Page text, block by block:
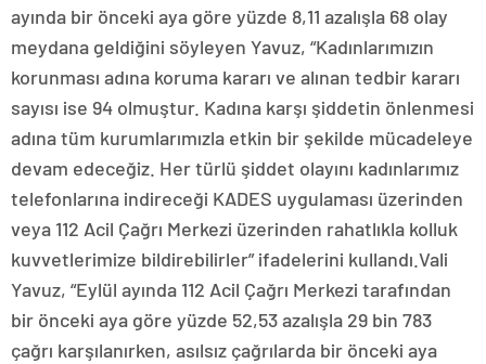
ayında bir önceki aya göre yüzde 8,11 azalışla 68 olay
meydana geldiğini söyleyen Yavuz, “Kadınlarımızın
korunması adına koruma kararı ve alınan tedbir kararı
sayısı ise 94 olmuştur. Kadına karşı şiddetin önlenmesi
adına tüm kurumlarımızla etkin bir şekilde mücadeleye
devam edeceğiz. Her türlü şiddet olayını kadınlarımız
telefonlarına indireceği KADES uygulaması üzerinden
veya 112 Acil Çağrı Merkezi üzerinden rahatlıkla kolluk
kuvvetlerimize bildirebilirler” ifadelerini kullandı.Vali
Yavuz, “Eylül ayında 112 Acil Çağrı Merkezi tarafından
bir önceki aya göre yüzde 52,53 azalışla 29 bin 783
çağrı karşılanırken, asılsız çağrılarda bir önceki aya